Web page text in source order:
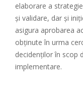
elaborare a
și validare, dar și
asigura aprobarea
obținute în urma
decidenților în scop
implementare.